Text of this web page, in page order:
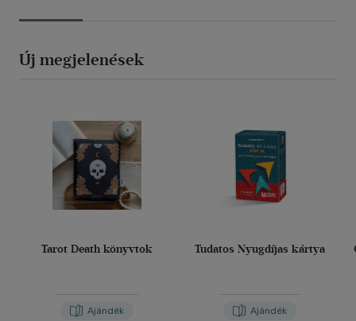
Új megjelenések
Tarot Death könyvtok
Ajándék
Tudatos Nyugdíjas kártya
Ajándék